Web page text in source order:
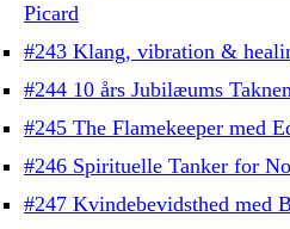
Picard
#243 Klang, vibration &
#244 10 års Jubilæums
#245 The Flamekeeper med
#246 Spirituelle Tanker for
#247 Kvindebevidsthed med